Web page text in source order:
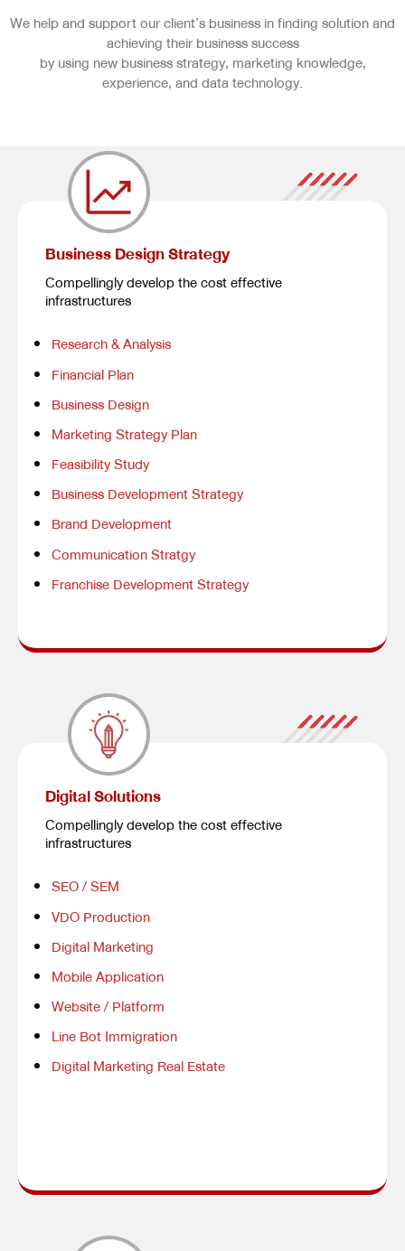
We help and support our client’s business in finding solution and
achieving their business success
by using new business strategy, marketing knowledge,
experience, and data technology.
Business Design Strategy
Compellingly develop the cost effective
infrastructures
Research & Analysis
Financial Plan
Business Design
Marketing Strategy Plan
Feasibility Study
Business Development Strategy
Brand Development
Communication Stratgy
Franchise Development Strategy
Digital Solutions
Compellingly develop the cost effective
infrastructures
SEO / SEM
VDO Production
Digital Marketing
Mobile Application
Website / Platform
Line Bot Immigration
Digital Marketing Real Estate